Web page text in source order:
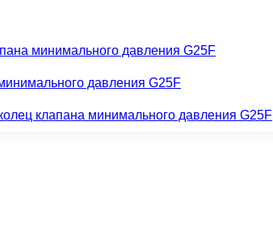
минимального давления G25F
давления G25F
клапана минимального давления G25F